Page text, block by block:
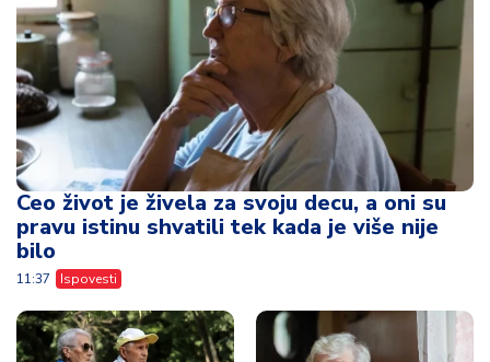
Ceo život je živela za svoju decu, a oni su
pravu istinu shvatili tek kada je više nije
bilo
11:37 Ispovesti